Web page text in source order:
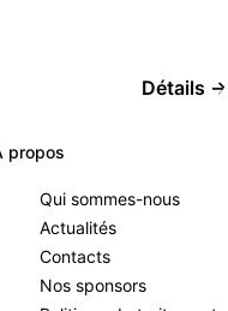
Détails →
propos
Qui sommes-nous
Actualités
Contacts
Nos sponsors